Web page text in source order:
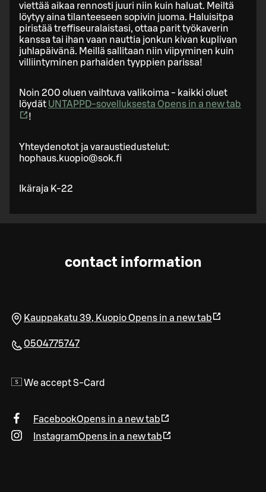
viettää aikaa rennosti juuri niin kuin haluat. Meiltä
löytyy aina tilanteeseen sopivin juoma. Haluisitpa
piristää treffiseuralaistasi, ottaa parit työkaverin
kanssa tai ihan vaan nauttia jonkun kivan kuplivan
juhlapäivänä. Meillä sallitaan niin viipyminen kuin
villiintyminen parhaiden tyyppien parissa!
Noin 200 oluen vaihtuva valikoima - kaikki oluet
löydät UNTAPPD-sovelluksesta Opens in a new tab
!
Yhteydenotot ja varaustiedustelut:
hophaus.kuopio@sok.fi
Ikäraja K-22
contact information
Kauppakatu 39, KuopioOpens in a new tab
0504775747
We accept S-Card
FacebookOpens in a new tab
InstagramOpens in a new tab